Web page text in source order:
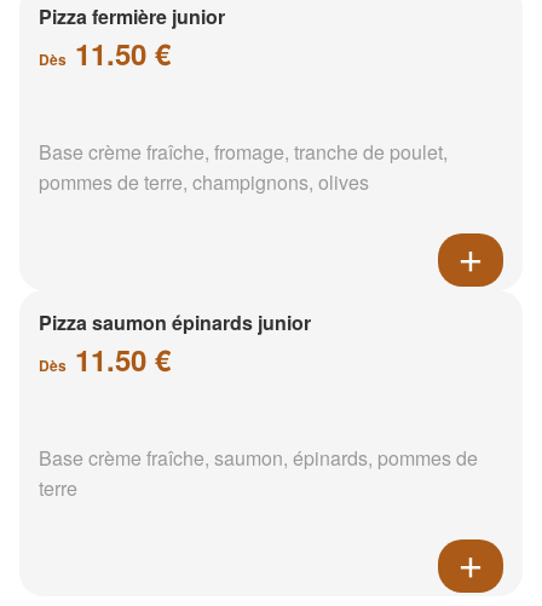
Pizza fermière junior
Dès 11.50 €
Base crème fraîche, fromage, tranche de poulet,
pommes de terre, champignons, olives
Pizza saumon épinards junior
Dès 11.50 €
Base crème fraîche, saumon, épinards, pommes de
terre